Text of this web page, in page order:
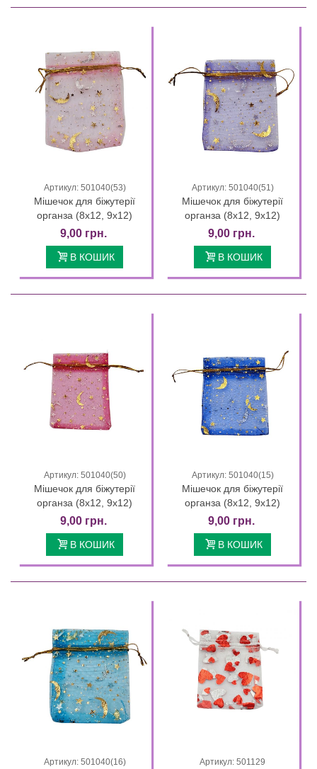
Артикул: 501040(53)
Мішечок для біжутерії
органза (8х12, 9х12)
9,00 грн.
В КОШИК
Артикул: 501040(51)
Мішечок для біжутерії
органза (8х12, 9х12)
9,00 грн.
В КОШИК
Артикул: 501040(50)
Мішечок для біжутерії
органза (8х12, 9х12)
9,00 грн.
В КОШИК
Артикул: 501040(15)
Мішечок для біжутерії
органза (8х12, 9х12)
9,00 грн.
В КОШИК
Артикул: 501040(16) Артикул: 501129